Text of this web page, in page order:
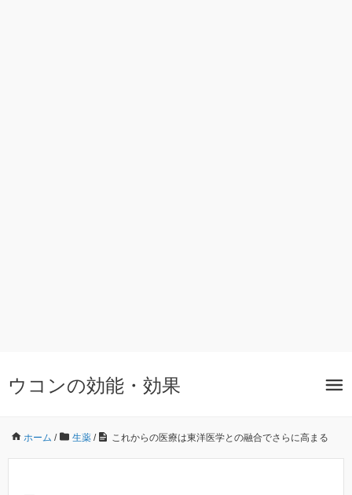
ウコンの効能・効果
ホーム / 生薬 / これからの医療は東洋医学との融合でさらに高まる